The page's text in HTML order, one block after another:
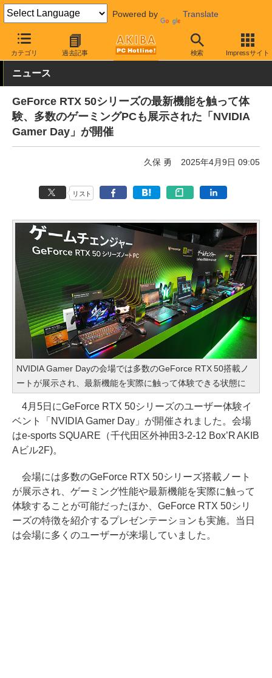
Powered by Translate
カテゴリ 過去記事 検索 Impressサイト
AKIBA PC Hotline! イベント
ニュース
GeForce RTX 50シリーズの最新機能を触って体
験、多数のゲーミングPCも展示された「NVIDIA
Gamer Day」が開催
久保 勇 2025年4月9日 09:05
リスト
NVIDIA Gamer Dayの会場では多数のGeForce RTX 50搭載ノ
ートが展示され、最新機能を実際に触って体験できる状態に
4月5日にGeForce RTX 50シリーズのユーザー体験イ
ベント「NVIDIA Gamer Day」が開催されました。会場
はe-sports SQUARE（千代田区外神田3-2-12 Box’R AKIB
Aビル2F)。
会場には多数のGeForce RTX 50シリーズ搭載ノート
が展示され、ゲーミング性能や最新機能を実際に触って
体験することが可能だったほか、GeForce RTX 50シリ
ーズの特徴を紹介するプレゼンテーションも実施。当日
は会場に多くのユーザーが来場していました。